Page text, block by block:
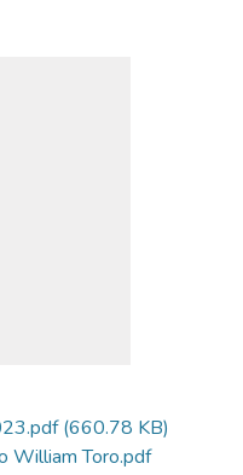
(660.78 KB)
William Toro.pdf